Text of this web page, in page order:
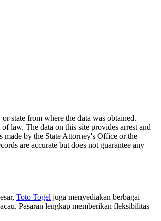
state from where the data was obtained.
law. The data on this site provides arrest and
by the State Attorney's Office or the
are accurate but does not guarantee any
Toto Togel juga menyediakan berbagai
Pasaran lengkap memberikan fleksibilitas